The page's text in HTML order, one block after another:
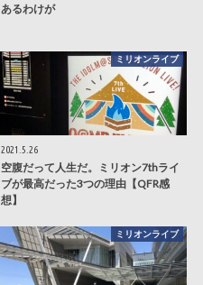
あるわけが
ミリオンライブ
2021.5.26
空腹だって人生だ。ミリオン7thライ
ブが最高だった3つの理由【QFR感
想】
ミリオンライブ